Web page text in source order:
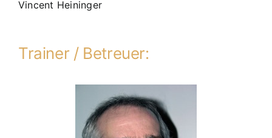
Vincent Heininger
Trainer / Betreuer: